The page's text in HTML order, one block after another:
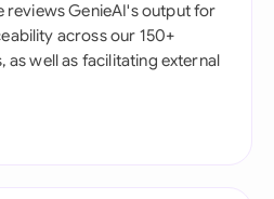
reviews GenieAI's output for
across our 150+
well as facilitating external